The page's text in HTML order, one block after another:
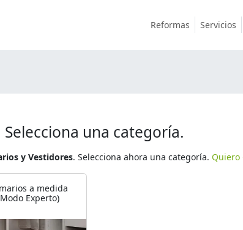
Reformas Servicios
Selecciona una categoría.
y Vestidores. Selecciona ahora una categoría. Quiero
a medida
Experto)